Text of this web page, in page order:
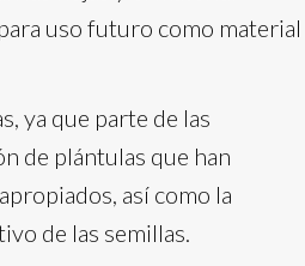
uso futuro como material
ya que parte de las
de plántulas que han
así como la
de las semillas.